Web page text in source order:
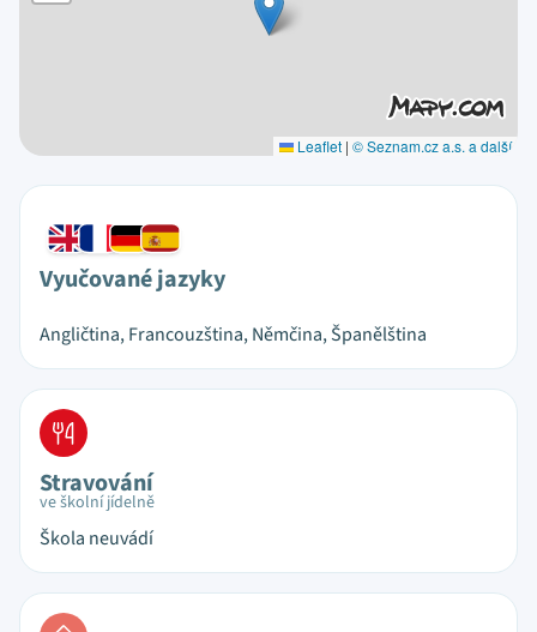
Leaflet | © Seznam.cz a.s. a další
Vyučované jazyky
Angličtina, Francouzština, Němčina, Španělština
Stravování
ve školní jídelně
Škola neuvádí